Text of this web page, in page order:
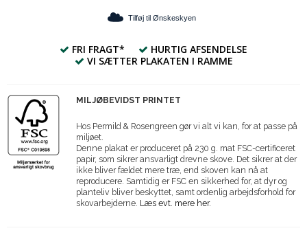
Tilføj til Ønskeskyen
FRI FRAGT*
HURTIG AFSENDELSE
VI SÆTTER PLAKATEN I RAMME
MILJØBEVIDST PRINTET
Hos Permild & Rosengreen gør vi alt vi kan, for at passe på
miljøet.
Denne plakat er produceret på 230 g. mat FSC-certificeret
papir, som sikrer ansvarligt drevne skove. Det sikrer at der
ikke bliver fældet mere træ, end skoven kan nå at
reproducere. Samtidig er FSC en sikkerhed for, at dyr og
planteliv bliver beskyttet, samt ordenlig arbejdsforhold for
skovarbejderne. Læs evt. mere her.